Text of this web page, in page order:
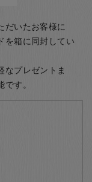
だいたお客様に
を箱に同封してい
なプレゼントま
す。